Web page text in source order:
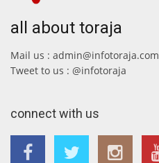
all about toraja
Mail us : admin@infotoraja.com
Tweet to us : @infotoraja
connect with us